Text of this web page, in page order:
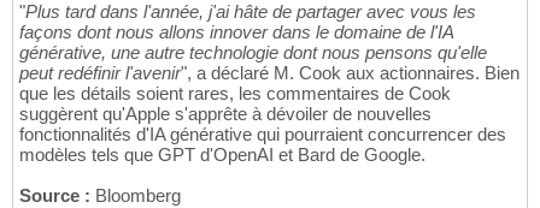
"Plus tard dans l'année, j'ai hâte de partager avec vous les
façons dont nous allons innover dans le domaine de l'IA
générative, une autre technologie dont nous pensons qu'elle
peut redéfinir l'avenir", a déclaré M. Cook aux actionnaires. Bien
que les détails soient rares, les commentaires de Cook
suggèrent qu'Apple s'apprête à dévoiler de nouvelles
fonctionnalités d'IA générative qui pourraient concurrencer des
modèles tels que GPT d'OpenAI et Bard de Google.
Source : Bloomberg